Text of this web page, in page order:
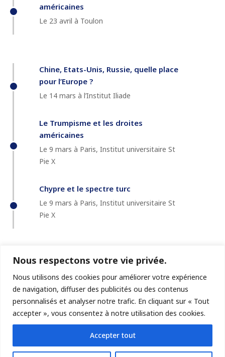
Nous respectons votre vie privée.
Nous utilisons des cookies pour améliorer votre expérience
de navigation, diffuser des publicités ou des contenus
personnalisés et analyser notre trafic. En cliquant sur « Tout
accepter », vous consentez à notre utilisation des cookies.
Accepter tout
américaines
Le 23 avril à Toulon
Chine, Etats-Unis, Russie, quelle place
pour l’Europe ?
Le 14 mars à l’Institut Iliade
Le Trumpisme et les droites
américaines
Le 9 mars à Paris, Institut universitaire St
Pie X
Chypre et le spectre turc
Le 9 mars à Paris, Institut universitaire St
Pie X